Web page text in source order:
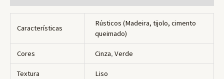
Características
Rústicos (Madeira, tijolo, cimento
queimado)
Cores Cinza, Verde
Textura Liso